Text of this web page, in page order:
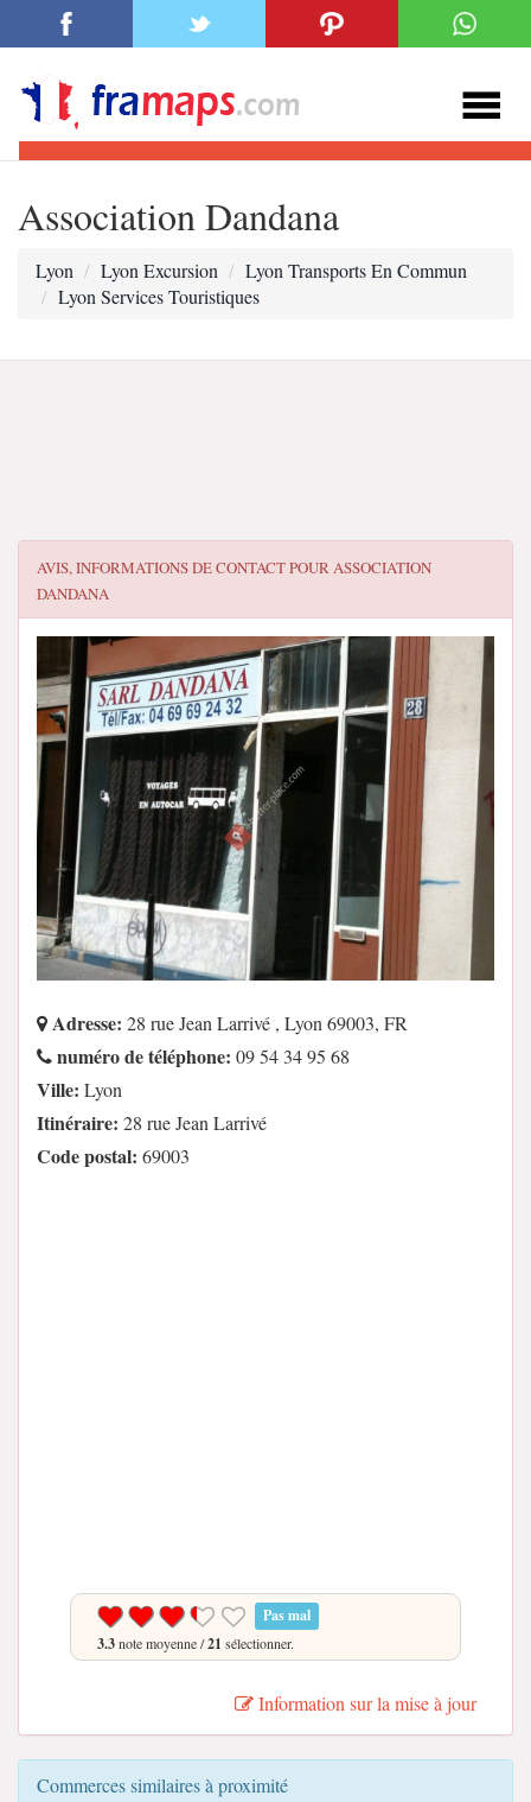
Association Dandana
Lyon Lyon Excursion
Lyon Transports En Commun
Lyon Services Touristiques
AVIS, INFORMATIONS DE CONTACT POURASSOCIATION
DANDANA
Adresse: 28 rue Jean Larrivé , Lyon 69003, FR
numéro de téléphone: 09 54 34 95 68
Ville: Lyon
Itinéraire: 28 rue Jean Larrivé
Code postal: 69003
Pas mal
3.3note moyenne /21 sélectionner.
Information sur la mise à jour
Commerces similaires à proximité